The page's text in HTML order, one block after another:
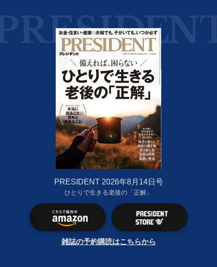
PRESIDENT 2026年8月14日号
ひとりで生きる老後の「正解」
雑誌の予約購読はこちらから